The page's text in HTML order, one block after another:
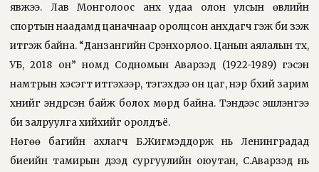
явжээ. Лав Монголоос анх удаа олон улсын өвлийн
спортын наадамд цаначнаар оролцсон анхдагч гэж би үзэж
итгэж байна. “Данзангийн Сүрэнхорлоо. Цанын аялалын түүх,
УБ, 2018 он” номд Содномын Аварзэд (1922-1989) гэсэн
намтрын хэсэгт итгэхээр, тэгэхдээ он цаг, нэр бүхий зарим
хүнийг эндүүрсэн байж болох мөрүүд байна. Тэндээс эшлэнгээ
би залруулга хийхийг оролдъё.
Нөгөө багийн ахлагч Б.Жигмэддорж нь Ленинградад
биеийн тамирын дээд сургуулийн оюутан, С.Аварзэд нь